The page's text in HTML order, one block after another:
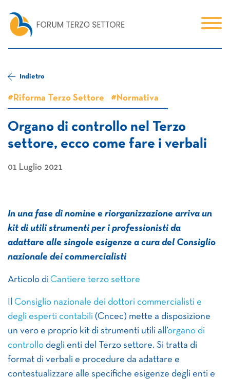
Indietro
#Riforma Terzo Settore #Normativa
Organo di controllo nel Terzo
settore, ecco come fare i verbali
01 Luglio 2021
In una fase di nomine e riorganizzazione arriva un
kit di utili strumenti per i professionisti da
adattare alle singole esigenze a cura del Consiglio
nazionale dei commercialisti
Articolo di Cantiere terzo settore
Consiglio nazionale dei dottori commercialisti e
degli esperti contabili (Cncec) mette a disposizione
un vero e proprio kit di strumenti utili all’organo di
controllo degli enti del Terzo settore. Si tratta di
format di verbali e procedure da adattare e
contestualizzare alle specifiche esigenze degli enti e